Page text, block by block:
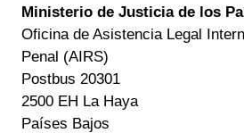
Ministerio de Justicia de los
Oficina de Asistencia Legal
Penal (AIRS)
Postbus 20301
2500 EH La Haya
Países Bajos